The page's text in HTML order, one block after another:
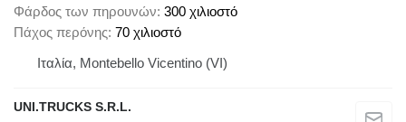
Φάρδος των πηρουνών 300 χιλιοστό
Πάχος περόνης 70 χιλιοστό
Ιταλία, Montebello Vicentino (VI)
UNI.TRUCKS S.R.L.